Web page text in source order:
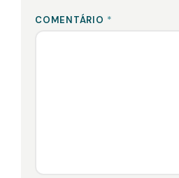
COMENTÁRIO *